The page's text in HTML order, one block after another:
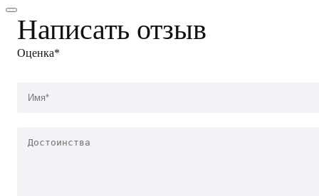
Написать отзыв
Оценка*